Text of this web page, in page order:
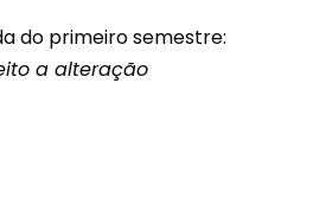
do primeiro semestre:
a alteração